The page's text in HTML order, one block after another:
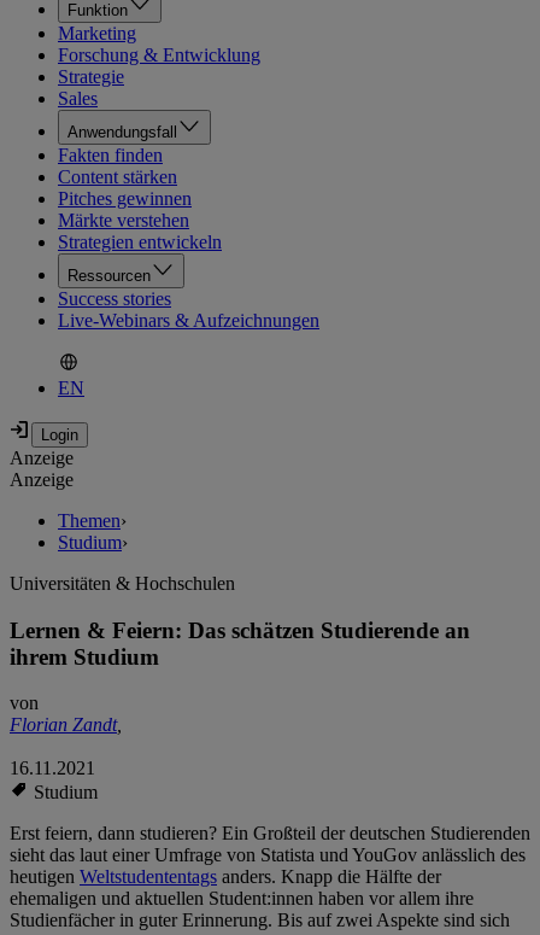
Funktion
Marketing
Forschung & Entwicklung
Strategie
Sales
Anwendungsfall
Fakten finden
Content stärken
Pitches gewinnen
Märkte verstehen
Strategien entwickeln
Ressourcen
Success stories
Live-Webinars & Aufzeichnungen
EN
Anzeige
Anzeige
Themen›
Studium›
Universitäten & Hochschulen
Lernen & Feiern: Das schätzen Studierende an
ihrem Studium
von
Florian Zandt,
16.11.2021
Studium
Erst feiern, dann studieren? Ein Großteil der deutschen Studierenden
sieht das laut einer Umfrage von Statista und YouGov anlässlich des
heutigen Weltstudententags anders. Knapp die Hälfte der
ehemaligen und aktuellen Student:innen haben vor allem ihre
Studienfächer in guter Erinnerung. Bis auf zwei Aspekte sind sich